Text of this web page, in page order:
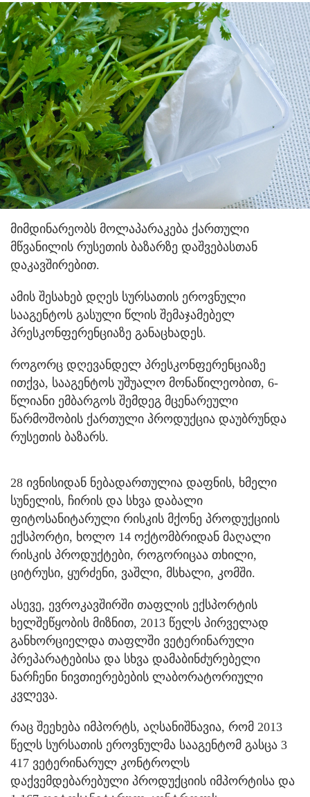
მიმდინარეობს მოლაპარაკება ქართული
მწვანილის რუსეთის ბაზარზე დაშვებასთან
დაკავშირებით.
ამის შესახებ დღეს სურსათის ეროვნული
სააგენტოს გასული წლის შემაჯამებელ
პრესკონფერენციაზე განაცხადეს.
როგორც დღევანდელ პრესკონფერენციაზე
ითქვა, სააგენტოს უშუალო მონაწილეობით, 6-
წლიანი ემბარგოს შემდეგ მცენარეული
წარმოშობის ქართული პროდუქცია დაუბრუნდა
რუსეთის ბაზარს.
28 ივნისიდან ნებადართულია დაფნის, ხმელი
სუნელის, ჩირის და სხვა დაბალი
ფიტოსანიტარული რისკის მქონე პროდუქციის
ექსპორტი, ხოლო 14 ოქტომბრიდან მაღალი
რისკის პროდუქტები, როგორიცაა თხილი,
ციტრუსი, ყურძენი, ვაშლი, მსხალი, კომში.
ასევე, ევროკავშირში თაფლის ექსპორტის
ხელშეწყობის მიზნით, 2013 წელს პირველად
განხორციელდა თაფლში ვეტერინარული
პრეპარატებისა და სხვა დამაბინძურებელი
ნარჩენი ნივთიერებების ლაბორატორიული
კვლევა.
რაც შეეხება იმპორტს, აღსანიშნავია, რომ 2013
წელს სურსათის ეროვნულმა სააგენტომ გასცა 3
417 ვეტერინარულ კონტროლს
დაქვემდებარებული პროდუქციის იმპორტისა და